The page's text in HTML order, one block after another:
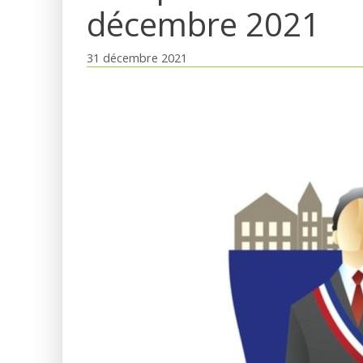
décembre 2021
31 décembre 2021